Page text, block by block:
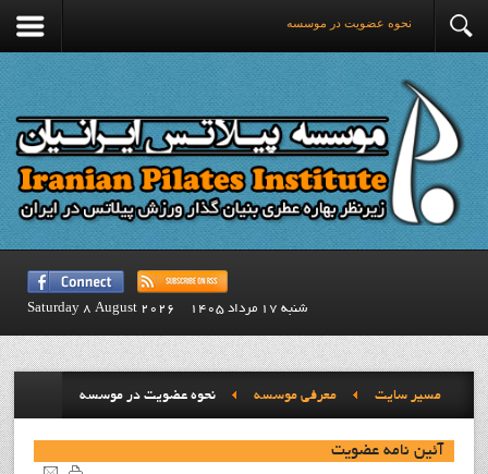
نحوه عضويت در موسسه
شنبه 17 مرداد 1405 Saturday 8 August 2026
مسیر سایت معرفي موسسه نحوه عضويت در موسسه
آئين نامه عضويت